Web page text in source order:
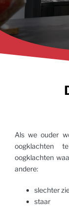
van
Als we ouder
oogklachten
oogklachten
andere:
slechter
staar